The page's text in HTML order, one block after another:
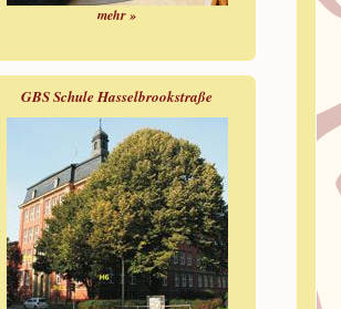
mehr »
GBS Schule Hasselbrookstraße